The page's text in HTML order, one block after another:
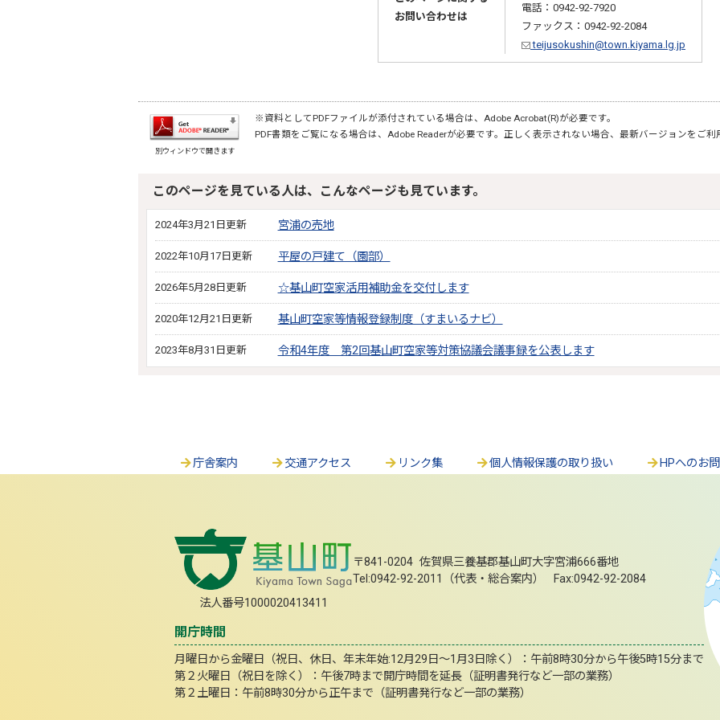
お問い合わせは
電話：0942-92-7920
ファックス：0942-92-2084
teijusokushin@town.kiyama.lg.jp
別ウィンドウで開きます
※資料としてPDFファイルが添付されている場合は、Adobe Acrobat(R)が必要です。
PDF書類をご覧になる場合は、Adobe Readerが必要です。正しく表示されない場合、最新バージョンをご利
このページを見ている人は、こんなページも見ています。
2024年3月21日更新 宮浦の売地
2022年10月17日更新 平屋の戸建て（園部）
2026年5月28日更新 ☆基山町空家活用補助金を交付します
2020年12月21日更新 基山町空家等情報登録制度（すまいるナビ）
2023年8月31日更新 令和4年度 第2回基山町空家等対策協議会議事録を公表します
庁舎案内 交通アクセス リンク集 個人情報保護の取り扱い HPへのお
法人番号1000020413411
〒841-0204 佐賀県三養基郡基山町大字宮浦666番地
Tel:0942-92-2011（代表・総合案内） Fax:0942-92-2084
開庁時間
月曜日から金曜日（祝日、休日、年末年始:12月29日～1月3日除く）：午前8時30分から午後5時15分まで
第２火曜日（祝日を除く）：午後7時まで開庁時間を延長（証明書発行など一部の業務）
第２土曜日：午前8時30分から正午まで（証明書発行など一部の業務）